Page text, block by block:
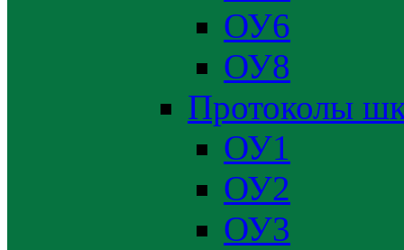
ОУ6
ОУ8
Протоколы
ОУ1
ОУ2
ОУ3